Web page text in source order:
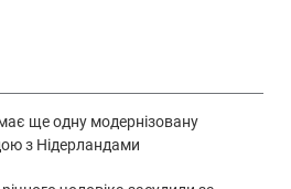
ще одну модернізовану
з Нідерландами